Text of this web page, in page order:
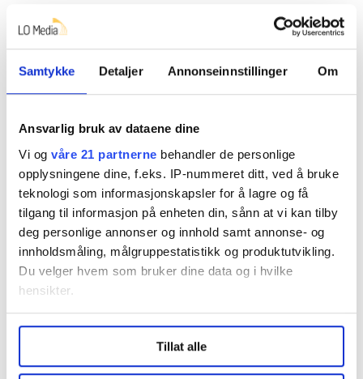
Samtykke Detaljer Annonseinnstillinger Om
Ansvarlig bruk av dataene dine
Vi og våre 21 partnerne behandler de personlige
opplysningene dine, f.eks. IP-nummeret ditt, ved å bruke
teknologi som informasjonskapsler for å lagre og få
tilgang til informasjon på enheten din, sånn at vi kan tilby
deg personlige annonser og innhold samt annonse- og
innholdsmåling, målgruppestatistikk og produktutvikling.
Du velger hvem som bruker dine data og i hvilke
hensikter.
Undermer infokan du lese om hvordan dine personlige
data behandles og hvordan du kan velge hvordan de skal
brukes. Du kan hele tiden endre eller trekke tilbake ditt
Tillat alle
Opplever godt samarbeid
Omstillingen handler ikke bare om penger, men like
mye om demografisk utvikling, teknologi og forventet
– Hva sier du til at Bærum gjør seg lite attraktiv som
arbeidsplass med disse kuttene?
– En virksomhet som bruker mer penger enn den
har, blir ikke attraktiv på sikt. Derimot er det
attraktivt å jobbe på en arbeidsplass som er på
parti med framtida.
Kommunedirektøren håper handlingsrommet de har
nå, gjør at de satser mer på teknologiutvikling. Og
legger til at de hele tiden jobber med tjenesteutvikling
og arbeidsmiljø.